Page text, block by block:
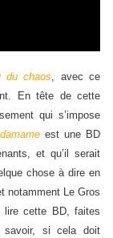
du chaos , avec ce
En tête de cette
qui s’impose
est une BD
et qu’il serait
chose à dire en
notamment Le Gros
lire cette BD, faites
savoir, si cela doit